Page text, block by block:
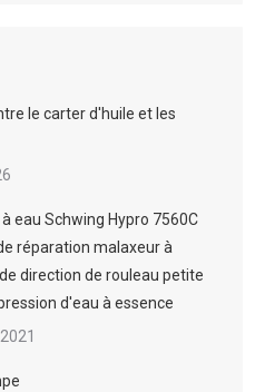
le carter d'huile et les
eau Schwing Hypro 7560C
réparation malaxeur à
direction de rouleau petite
d'eau à essence